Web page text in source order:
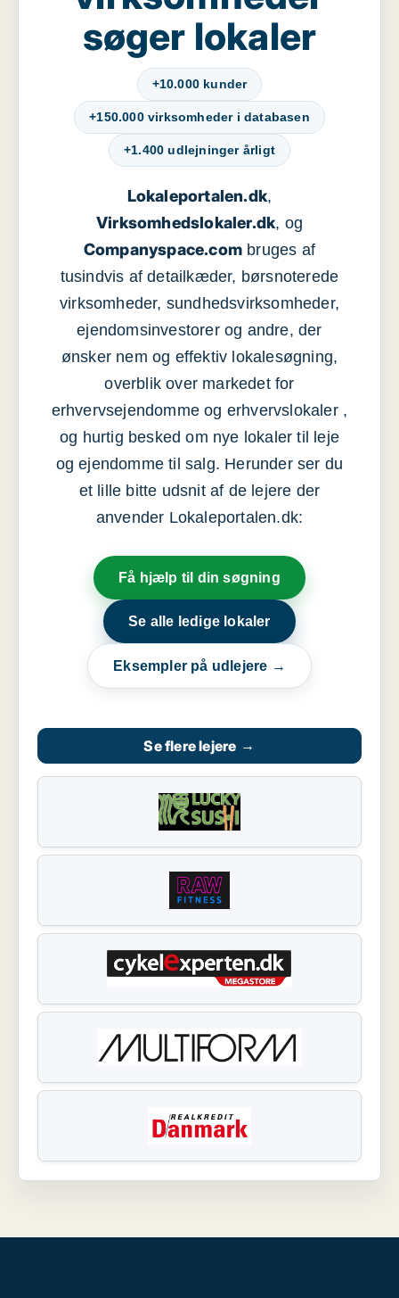
søger lokaler
+10.000 kunder
+150.000 virksomheder i databasen
+1.400 udlejninger årligt
Lokaleportalen.dk,
Virksomhedslokaler.dk, og
Companyspace.com bruges af
tusindvis af detailkæder, børsnoterede
virksomheder, sundhedsvirksomheder,
ejendomsinvestorer og andre, der
ønsker nem og effektiv lokalesøgning,
overblik over markedet for
erhvervsejendomme og erhvervslokaler ,
og hurtig besked om nye lokaler til leje
og ejendomme til salg. Herunder ser du
et lille bitte udsnit af de lejere der
anvender Lokaleportalen.dk:
Få hjælp til din søgning
Se alle ledige lokaler
Eksempler på udlejere →
Se flere lejere →